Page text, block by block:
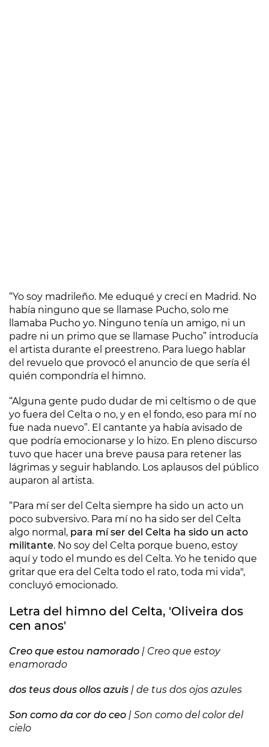
“Yo soy madrileño. Me eduqué y crecí en Madrid. No
había ninguno que se llamase Pucho, solo me
llamaba Pucho yo. Ninguno tenía un amigo, ni un
padre ni un primo que se llamase Pucho” introducía
el artista durante el preestreno. Para luego hablar
del revuelo que provocó el anuncio de que sería él
quién compondría el himno.
“Alguna gente pudo dudar de mi celtismo o de que
yo fuera del Celta o no, y en el fondo, eso para mí no
fue nada nuevo”. El cantante ya había avisado de
que podría emocionarse y lo hizo. En pleno discurso
tuvo que hacer una breve pausa para retener las
lágrimas y seguir hablando. Los aplausos del público
auparon al artista.
“Para mí ser del Celta siempre ha sido un acto un
poco subversivo. Para mí no ha sido ser del Celta
algo normal, para mí ser del Celta ha sido un acto
militante. No soy del Celta porque bueno, estoy
aquí y todo el mundo es del Celta. Yo he tenido que
gritar que era del Celta todo el rato, toda mi vida",
concluyó emocionado.
Letra del himno del Celta, 'Oliveira dos
cen anos'
Creo que estou namorado | Creo que estoy
enamorado
dos teus dous ollos azuis | de tus dos ojos azules
Son como da cor do ceo | Son como del color del
cielo